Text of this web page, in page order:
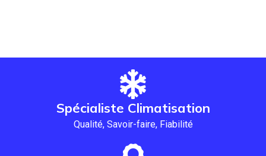
Spécialiste Climatisation
Qualité, Savoir-faire, Fiabilité